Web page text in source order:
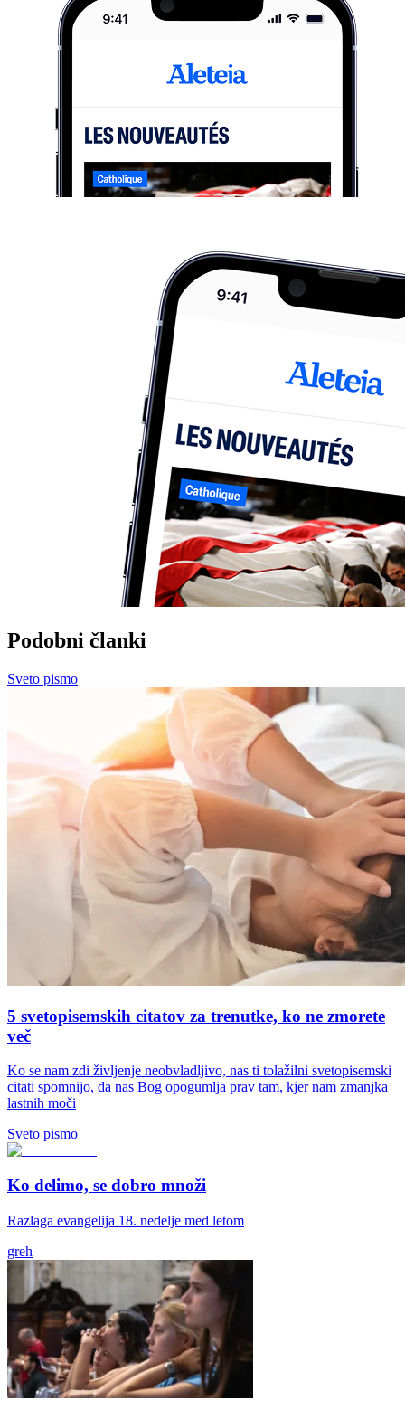
Podobni članki
Sveto pismo
5 svetopisemskih citatov za trenutke, ko ne zmorete
več
Ko se nam zdi življenje neobvladljivo, nas ti tolažilni svetopisemski
citati spomnijo, da nas Bog opogumlja prav tam, kjer nam zmanjka
lastnih moči
Sveto pismo
Ko delimo, se dobro množi
Razlaga evangelija 18. nedelje med letom
greh